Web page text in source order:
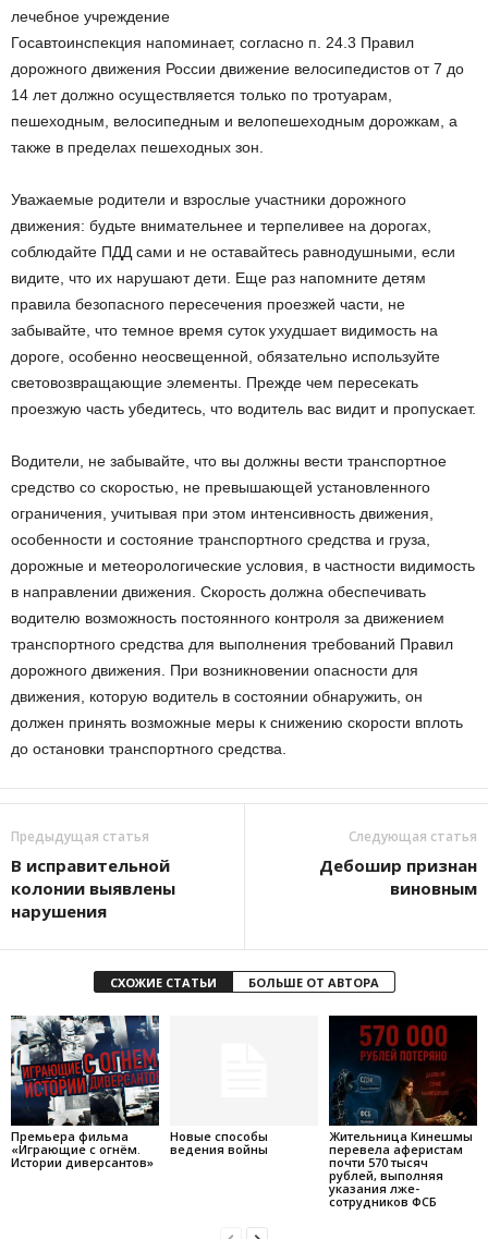
лечебное учреждение
Госавтоинспекция напоминает, согласно п. 24.3 Правил
дорожного движения России движение велосипедистов от 7 до
14 лет должно осуществляется только по тротуарам,
пешеходным, велосипедным и велопешеходным дорожкам, а
также в пределах пешеходных зон.
Уважаемые родители и взрослые участники дорожного
движения: будьте внимательнее и терпеливее на дорогах,
соблюдайте ПДД сами и не оставайтесь равнодушными, если
видите, что их нарушают дети. Еще раз напомните детям
правила безопасного пересечения проезжей части, не
забывайте, что темное время суток ухудшает видимость на
дороге, особенно неосвещенной, обязательно используйте
световозвращающие элементы. Прежде чем пересекать
проезжую часть убедитесь, что водитель вас видит и пропускает.
Водители, не забывайте, что вы должны вести транспортное
средство со скоростью, не превышающей установленного
ограничения, учитывая при этом интенсивность движения,
особенности и состояние транспортного средства и груза,
дорожные и метеорологические условия, в частности видимость
в направлении движения. Скорость должна обеспечивать
водителю возможность постоянного контроля за движением
транспортного средства для выполнения требований Правил
дорожного движения. При возникновении опасности для
движения, которую водитель в состоянии обнаружить, он
должен принять возможные меры к снижению скорости вплоть
до остановки транспортного средства.
Предыдущая статья
В исправительной
колонии выявлены
нарушения
Следующая статья
Дебошир признан
виновным
СХОЖИЕ СТАТЬИ БОЛЬШЕ ОТ АВТОРА
Премьера фильма
«Играющие с огнём.
Истории диверсантов»
Новые способы
ведения войны
Жительница Кинешмы
перевела аферистам
почти 570 тысяч
рублей, выполняя
указания лже-
сотрудников ФСБ